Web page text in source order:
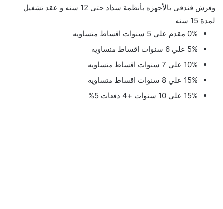
وفرش فندقى بالأجهزه بأنظمة سداد حتى 12 سنه و عقد تشغيل
لمدة 15 سنه
0% مقدم علي 5 سنوات اقساط متساويه
5% علي 6 سنوات اقساط متساويه
10% علي 7 سنوات اقساط متساويه
15% علي 8 سنوات اقساط متساويه
15% علي 10 سنوات +4 دفعات 5%